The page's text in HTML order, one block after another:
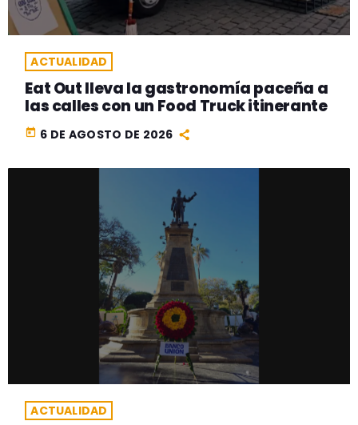
ACTUALIDAD
Eat Out lleva la gastronomía paceña a
las calles con un Food Truck itinerante
today 6 DE AGOSTO DE 2026
ACTUALIDAD